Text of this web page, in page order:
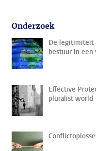
Onderzoek
De legitimiteit
bestuur in een
Effective
pluralist world